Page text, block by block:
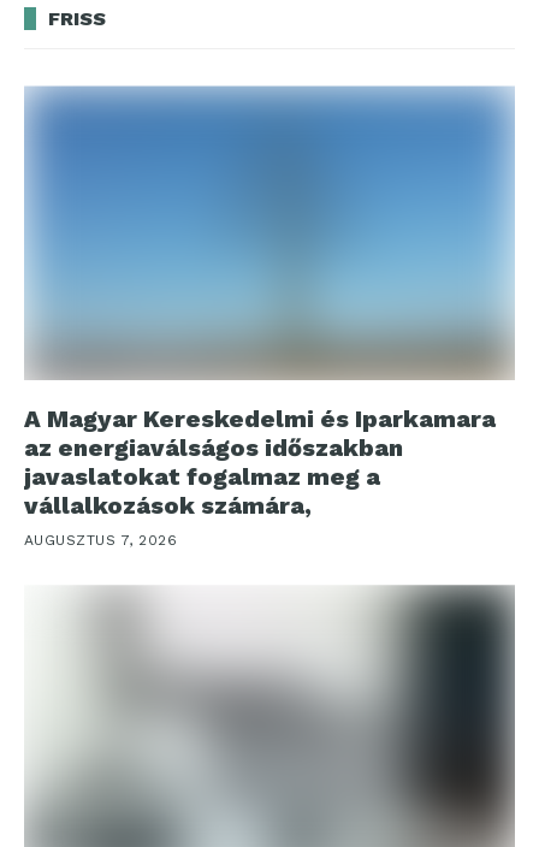
FRISS
A Magyar Kereskedelmi és Iparkamara
az energiaválságos időszakban
javaslatokat fogalmaz meg a
vállalkozások számára,
AUGUSZTUS 7, 2026